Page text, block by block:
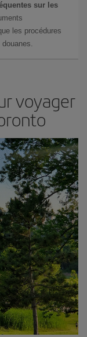
sur les
les procédures
voyager